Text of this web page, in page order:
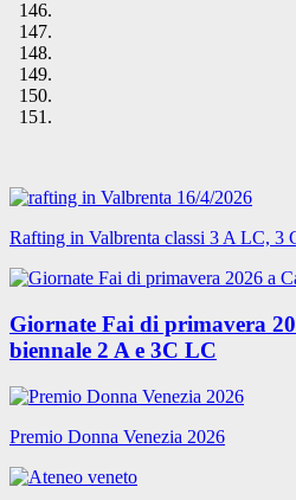
Rafting in Valbrenta classi 3 A LC,
Giornate Fai di primavera
biennale 2 A e 3C LC
Premio Donna Venezia 2026